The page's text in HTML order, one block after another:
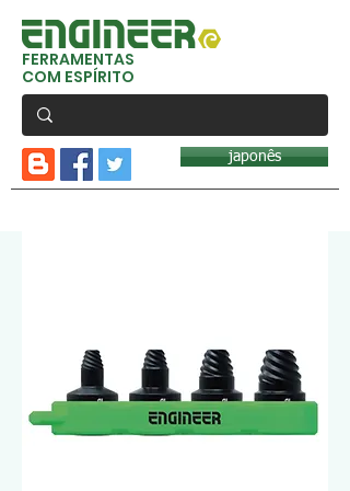
FERRAMENTAS
COM ESPÍRITO
japonês